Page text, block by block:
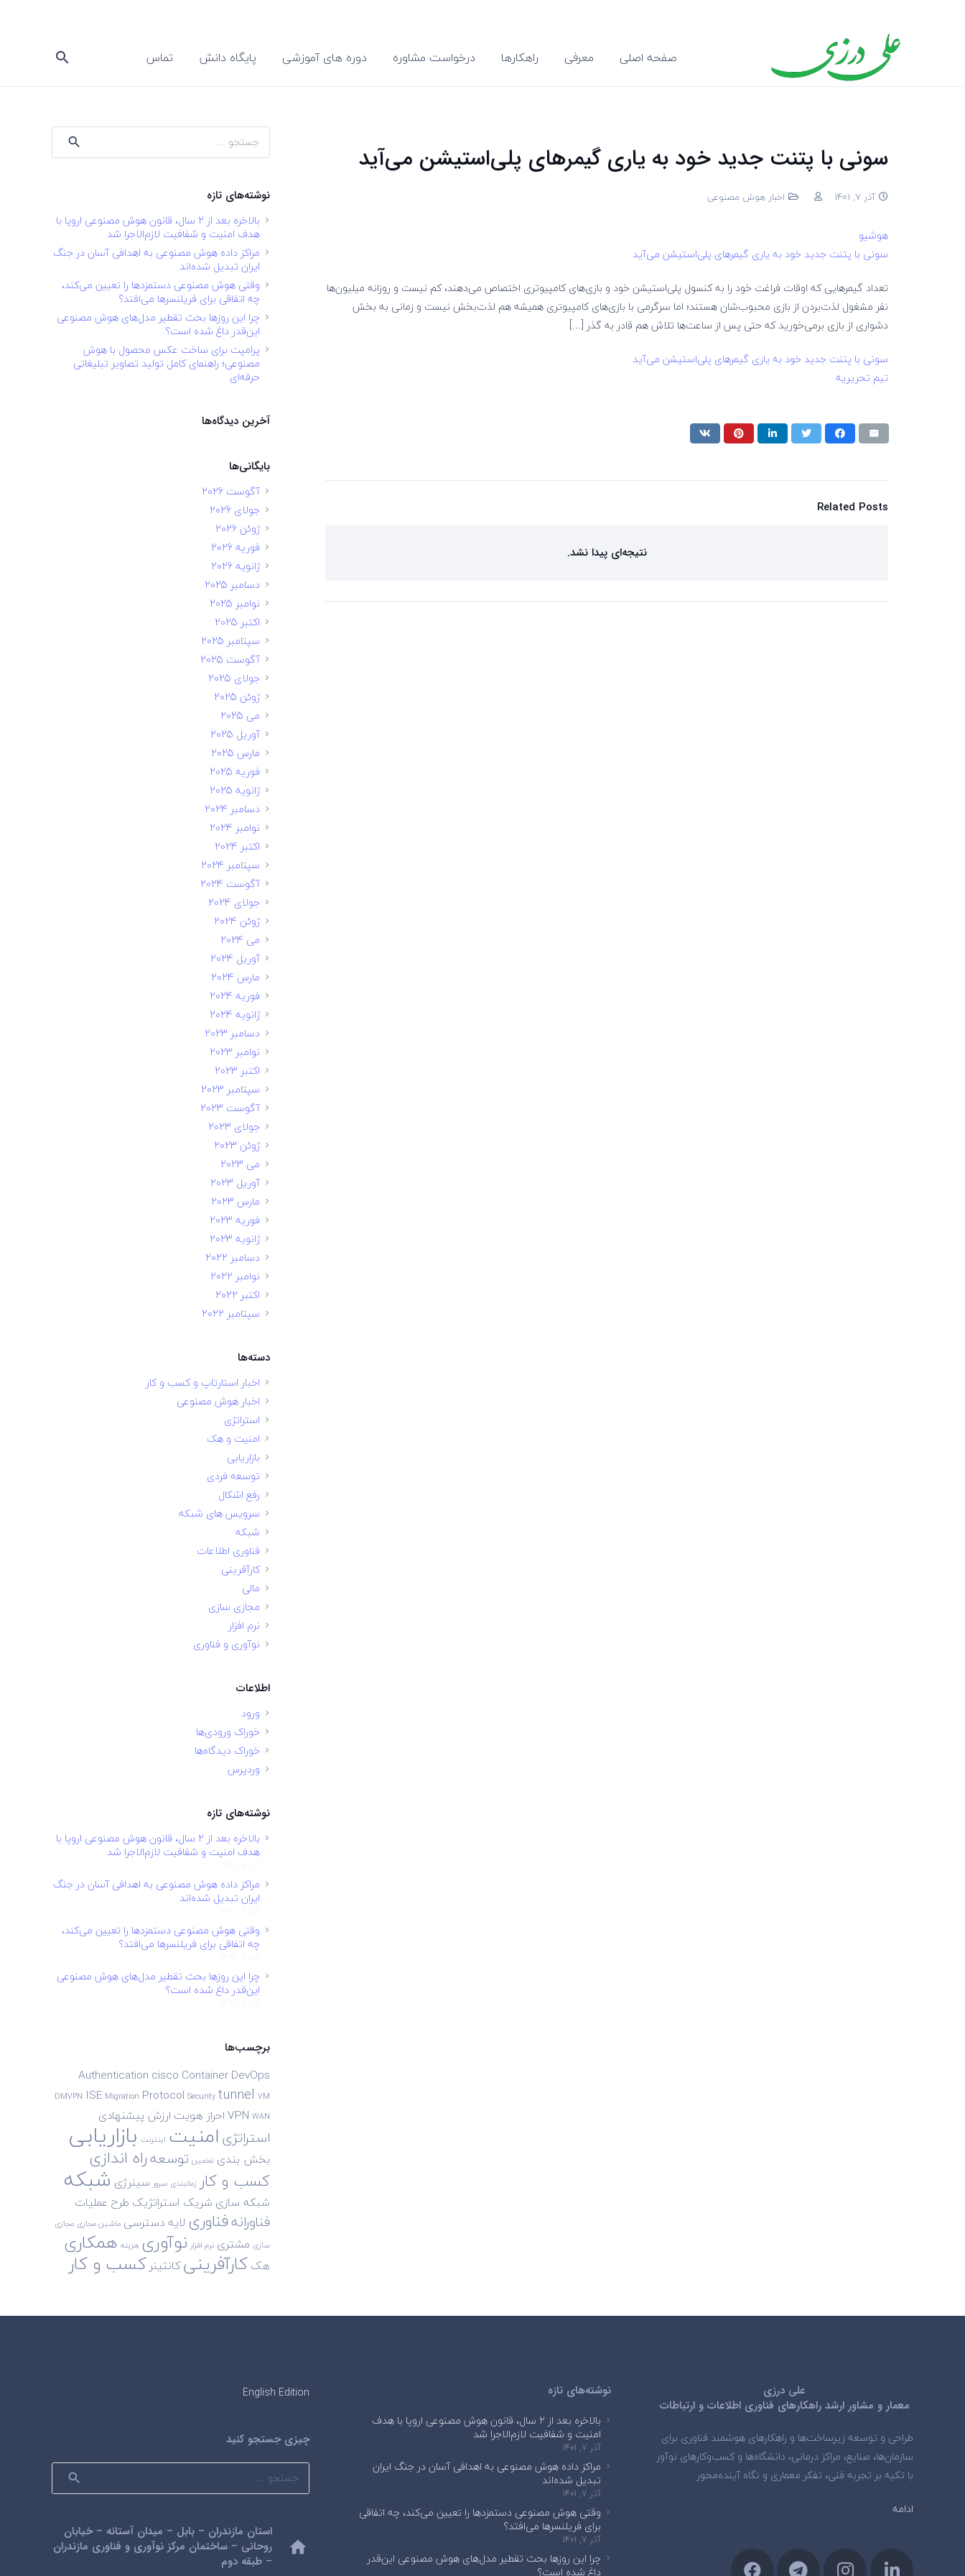
صفحه اصلی معرفی راهکارها درخواست مشاوره دوره های آموزشی پایگاه دانش تماس search
سونی با پتنت جدید خود به یاری گیمرهای پلی‌استیشن می‌آید
آذر 7, 1401 اخبار هوش مصنوعی
هوشیو
سونی با پتنت جدید خود به یاری گیمرهای پلی‌استیشن می‌آید
تعداد گیمرهایی که اوقات فراغت خود را به کنسول پلی‌استیشن خود و بازی‌های کامپیوتری اختصاص می‌دهند، کم نیست و روزانه میلیون‌ها
نفر مشغول لذت‌بردن از بازی محبوب‌شان هستند؛ اما سرگرمی با بازی‌های کامپیوتری همیشه هم لذت‌بخش نیست و زمانی به بخش
دشواری از بازی برمی‌خورید که حتی پس از ساعت‌ها تلاش هم قادر به گذر […]
سونی با پتنت جدید خود به یاری گیمرهای پلی‌استیشن می‌آید
تیم تحریریه
Related Posts
نتیجه‌ای پیدا نشد.
جستجو
برای:
نوشته‌های تازه
بالاخره بعد از ۲ سال، قانون هوش مصنوعی اروپا با
هدف امنیت و شفافیت لازم‌الاجرا شد
مراکز داده هوش مصنوعی به اهدافی آسان در جنگ
ایران تبدیل شده‌اند
وقتی هوش مصنوعی دستمزدها را تعیین می‌کند،
چه اتفاقی برای فریلنسرها می‌افتد؟
چرا این روزها بحث تقطیر مدل‌های هوش مصنوعی
این‌قدر داغ شده است؟
پرامپت برای ساخت عکس محصول با هوش
مصنوعی؛ راهنمای کامل تولید تصاویر تبلیغاتی
حرفه‌ای
آخرین دیدگاه‌ها
بایگانی‌ها
آگوست 2026
جولای 2026
ژوئن 2026
فوریه 2026
ژانویه 2026
دسامبر 2025
نوامبر 2025
اکتبر 2025
سپتامبر 2025
آگوست 2025
جولای 2025
ژوئن 2025
می 2025
آوریل 2025
مارس 2025
فوریه 2025
ژانویه 2025
دسامبر 2024
نوامبر 2024
اکتبر 2024
سپتامبر 2024
آگوست 2024
جولای 2024
ژوئن 2024
می 2024
آوریل 2024
مارس 2024
فوریه 2024
ژانویه 2024
دسامبر 2023
نوامبر 2023
اکتبر 2023
سپتامبر 2023
آگوست 2023
جولای 2023
ژوئن 2023
می 2023
آوریل 2023
مارس 2023
فوریه 2023
ژانویه 2023
دسامبر 2022
نوامبر 2022
اکتبر 2022
سپتامبر 2022
دسته‌ها
اخبار استارتاپ و کسب و کار
اخبار هوش مصنوعی
استراتژی
امنیت و هک
بازاریابی
توسعه فردی
رفع اشکال
سرویس های شبکه
شبکه
فناوری اطلاعات
کارآفرینی
مالی
مجازی سازی
نرم افزار
نوآوری و فناوری
اطلاعات
ورود
خوراک ورودی‌ها
خوراک دیدگاه‌ها
وردپرس
نوشته‌های تازه
بالاخره بعد از ۲ سال، قانون هوش مصنوعی اروپا با
هدف امنیت و شفافیت لازم‌الاجرا شد
مراکز داده هوش مصنوعی به اهدافی آسان در جنگ
ایران تبدیل شده‌اند
وقتی هوش مصنوعی دستمزدها را تعیین می‌کند،
چه اتفاقی برای فریلنسرها می‌افتد؟
چرا این روزها بحث تقطیر مدل‌های هوش مصنوعی
این‌قدر داغ شده است؟
برچسب‌ها
Authentication cisco ContainerDevOps
DMVPN ISE Migration Protocol Security tunnel VM
VPN WAN احراز هویت ارزش پیشنهادی
استراتژی امنیت اینترنت بازاریابی
بخش بندی تخمین توسعهراه اندازی
کسب و کار زمانبندی سرور سینرژی شبکه
شبکه سازی شریک استراتژیک طرح عملیات
فناورانهفناوری لایه دسترسی ماشین مجازی مجازی
سازی مشتری نرم افزار نوآوری هزینه همکاری
هککارآفرینیکانتینر کسب و کار
علی درزی
معمار و مشاور ارشد راهکارهای فناوری اطلاعات و ارتباطات
طراحی و توسعه زیرساخت‌ها و راهکارهای هوشمند فناوری برای
سازمان‌ها، صنایع، مراکز درمانی، دانشگاه‌ها و کسب‌وکارهای نوآور
با تکیه بر تجربه فنی، تفکر معماری و نگاه آینده‌محور
ادامه
نوشته‌های تازه
بالاخره بعد از ۲ سال، قانون هوش مصنوعی اروپا با هدف
امنیت و شفافیت لازم‌الاجرا شد
آذر 7, 1401
مراکز داده هوش مصنوعی به اهدافی آسان در جنگ ایران
تبدیل شده‌اند
آذر 7, 1401
وقتی هوش مصنوعی دستمزدها را تعیین می‌کند، چه اتفاقی
برای فریلنسرها می‌افتد؟
آذر 7, 1401
چرا این روزها بحث تقطیر مدل‌های هوش مصنوعی این‌قدر
داغ شده است؟
English Edition
چیزی جستجو کنید
جستجو
برای:
home
استان مازندران – بابل – میدان آستانه – خیابان
روحانی – ساختمان مرکز نوآوری و فناوری مازندران
– طبقه دوم